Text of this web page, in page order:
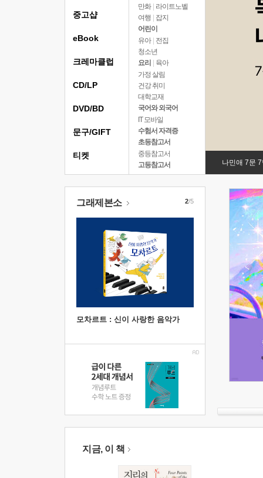
만화 | 라이트노벨
여행
잡지
어린이
유아 | 전집
청소년
요리
육아
가정 살림
건강 취미
대학교재
국어와 외국어
IT 모바일
수험서 자격증
초등참고서
중등참고서
고등참고서
나민애 7문
중고샵
eBook
크레마클럽
CD/LP
DVD/BD
문구/GIFT
티켓
그래제본소
모차르트 : 신이 사랑한 음악가
2/5
지금, 이 책